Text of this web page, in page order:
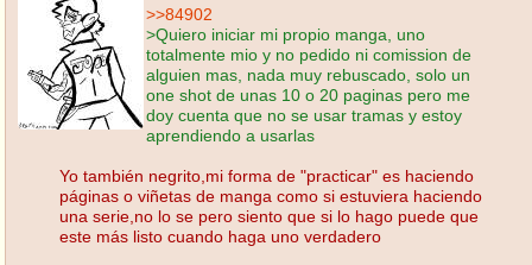
>>84902
>Quiero iniciar mi propio manga, uno
totalmente mio y no pedido ni comission de
alguien mas, nada muy rebuscado, solo un
one shot de unas 10 o 20 paginas pero me
doy cuenta que no se usar tramas y estoy
aprendiendo a usarlas
Yo también negrito,mi forma de "practicar" es haciendo
páginas o viñetas de manga como si estuviera haciendo
una serie,no lo se pero siento que si lo hago puede que
este más listo cuando haga uno verdadero